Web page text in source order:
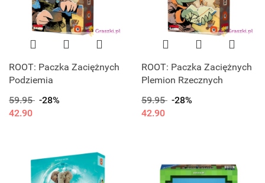
ROOT: Paczka Zaciężnych
Podziemia
59.95 -28%
42.90
ROOT: Paczka Zaciężnych
Plemion Rzecznych
59.95 -28%
42.90